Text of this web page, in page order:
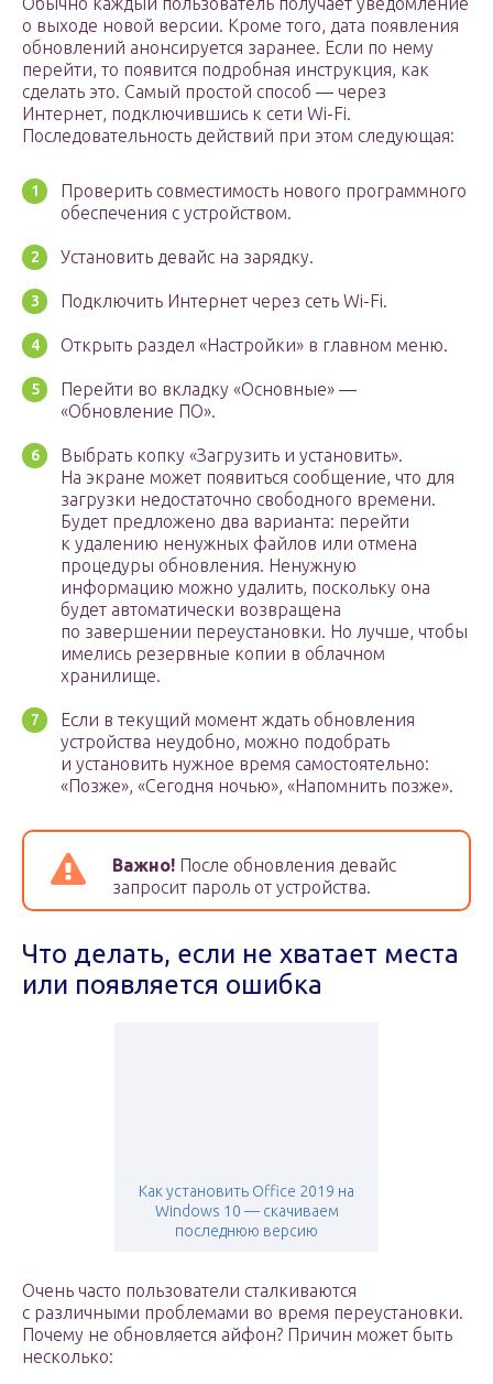
о выходе новой версии. Кроме того, дата появления
обновлений анонсируется заранее. Если по нему
перейти, то появится подробная инструкция, как
сделать это. Самый простой способ — через
Интернет, подключившись к сети Wi-Fi.
Последовательность действий при этом следующая:
Проверить совместимость нового программного
обеспечения с устройством.
Установить девайс на зарядку.
Подключить Интернет через сеть Wi-Fi.
Открыть раздел «Настройки» в главном меню.
Перейти во вкладку «Основные» —
«Обновление ПО».
Выбрать копку «Загрузить и установить».
На экране может появиться сообщение, что для
загрузки недостаточно свободного времени.
Будет предложено два варианта: перейти
к удалению ненужных файлов или отмена
процедуры обновления. Ненужную
информацию можно удалить, поскольку она
будет автоматически возвращена
по завершении переустановки. Но лучше, чтобы
имелись резервные копии в облачном
хранилище.
Если в текущий момент ждать обновления
устройства неудобно, можно подобрать
и установить нужное время самостоятельно:
«Позже», «Сегодня ночью», «Напомнить позже».
Важно! После обновления девайс
запросит пароль от устройства.
Что делать, если не хватает места
или появляется ошибка
Как установить Office 2019 на
Windows 10 — скачиваем
последнюю версию
Очень часто пользователи сталкиваются
с различными проблемами во время переустановки.
Почему не обновляется айфон? Причин может быть
несколько: